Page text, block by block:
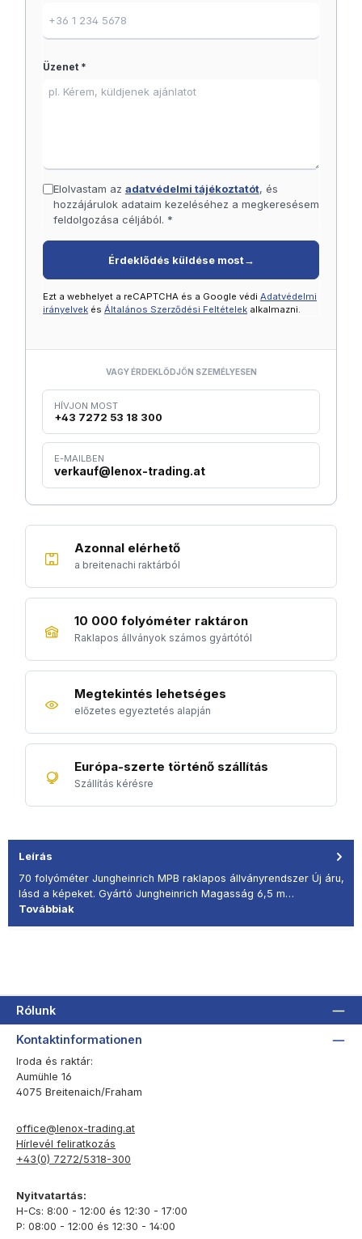
Üzenet *
Elolvastam az adatvédelmi tájékoztatót, és
hozzájárulok adataim kezeléséhez a megkeresésem
feldolgozása céljából. *
Érdeklődés küldése most→
Ezt a webhelyet a reCAPTCHA és a Google védi Adatvédelmi
irányelvek és Általános Szerződési Feltételek alkalmazni.
VAGY ÉRDEKLŐDJÖN SZEMÉLYESEN
HÍVJON MOST
+43 7272 53 18 300
E-MAILBEN
verkauf@lenox-trading.at
Azonnal elérhető
a breitenachi raktárból
10 000 folyóméter raktáron
Raklapos állványok számos gyártótól
Megtekintés lehetséges
előzetes egyeztetés alapján
Európa-szerte történő szállítás
Szállítás kérésre
Leírás
70 folyóméter Jungheinrich MPB raklapos állványrendszer Új áru,
lásd a képeket. Gyártó Jungheinrich Magasság 6,5 m…
Továbbiak
Rólunk
Kontaktinformationen
Iroda és raktár:
Aumühle 16
4075 Breitenaich/Fraham
office@lenox-trading.at
Hírlevél feliratkozás
+43(0) 7272/5318-300
Nyitvatartás:
H-Cs: 8:00 - 12:00 és 12:30 - 17:00
P: 08:00 - 12:00 és 12:30 - 14:00